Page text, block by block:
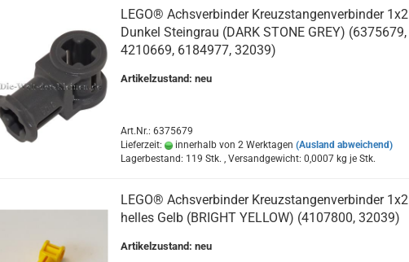
LEGO® Achsverbinder Kreuzstangenverbinder 1x2
Dunkel Steingrau (DARK STONE GREY) (6375679,
4210669, 6184977, 32039)
Artikelzustand: neu
Art.Nr.: 6375679
Lieferzeit:
innerhalb von 2 Werktagen (Ausland abweichend)
Lagerbestand: 119 Stk. , Versandgewicht: 0,0007kg je Stk.
LEGO® Achsverbinder Kreuzstangenverbinder 1x2
helles Gelb (BRIGHT YELLOW) (4107800, 32039)
Artikelzustand: neu